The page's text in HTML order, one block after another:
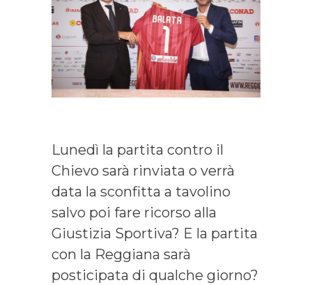
Lunedì la partita contro il
Chievo sarà rinviata o verrà
data la sconfitta a tavolino
salvo poi fare ricorso alla
Giustizia Sportiva? E la partita
con la Reggiana sarà
posticipata di qualche giorno?